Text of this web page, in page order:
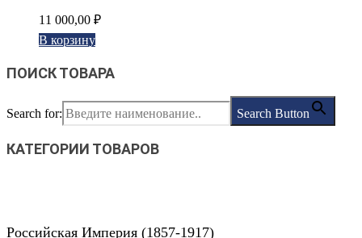
11 000,00 ₽
В корзину
ПОИСК ТОВАРА
Search for: Search Button
КАТЕГОРИИ ТОВАРОВ
Российская Империя (1857-1917)